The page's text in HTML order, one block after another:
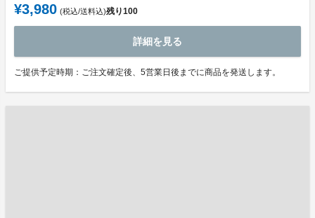
¥3,980 (税込/送料込)残り100
詳細を見る
ご提供予定時期：ご注文確定後、5営業日後までに商品を発送します。